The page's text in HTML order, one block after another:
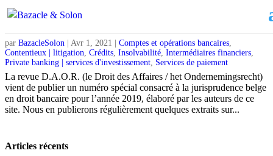
Publication du premier baromètre de jurisprudence bancaire
par BazacleSolon Avr 1, 2021 Comptes et opérations bancaires,
Contentieux | litigation, Crédits, Insolvabilité, Intermédiaires financiers,
Private banking | services d'investissement, Services de paiement
La revue D.A.O.R. (le Droit des Affaires / het Ondernemingsrecht)
vient de publier un numéro spécial consacré à la jurisprudence belge
en droit bancaire pour l’année 2019, élaboré par les auteurs de ce
site. Nous en publierons régulièrement quelques extraits sur...
Articles récents